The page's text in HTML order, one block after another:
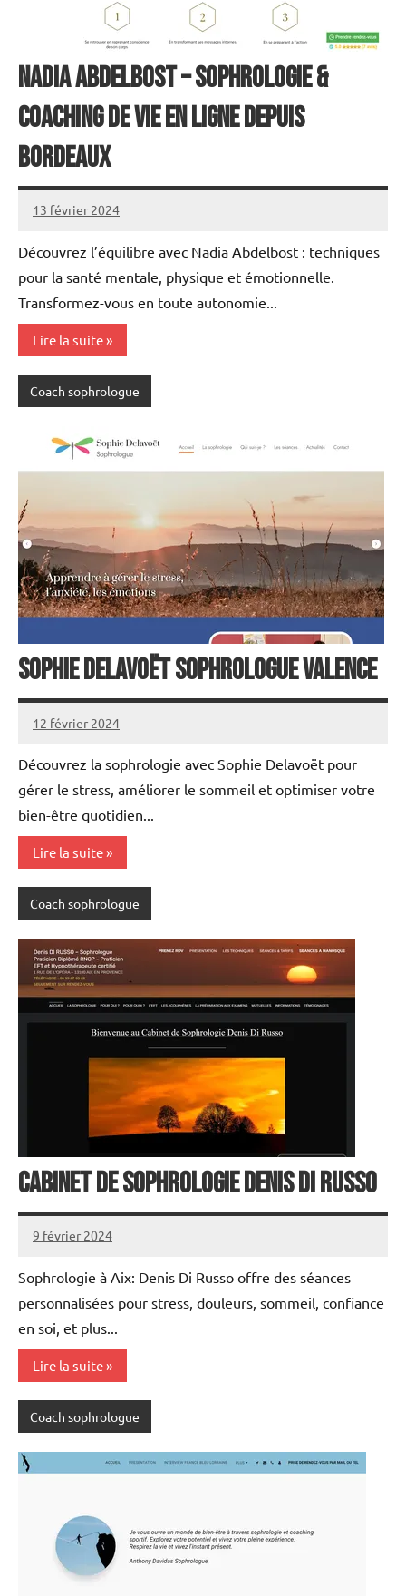
Nadia Abdelbost – Sophrologie &
Coaching de Vie en Ligne depuis
Bordeaux
13 février 2024
annuairecoaching
Découvrez l’équilibre avec Nadia Abdelbost : techniques
pour la santé mentale, physique et émotionnelle.
Transformez-vous en toute autonomie...
Lire la suite
Coach sophrologue
Sophie Delavoët Sophrologue Valence
12 février 2024
annuairecoaching
Découvrez la sophrologie avec Sophie Delavoët pour
gérer le stress, améliorer le sommeil et optimiser votre
bien-être quotidien...
Lire la suite
Coach sophrologue
CABINET DE SOPHROLOGIE DENIS DI RUSSO
9 février 2024
annuairecoaching
Sophrologie à Aix: Denis Di Russo offre des séances
personnalisées pour stress, douleurs, sommeil, confiance
en soi, et plus...
Lire la suite
Coach sophrologue